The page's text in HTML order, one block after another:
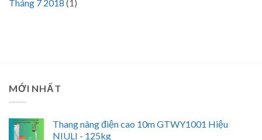
Tháng 7 2018 (1)
MỚI NHẤT
Thang nâng điện cao 10m GTWY1001 Hiệu
NIULI - 125kg